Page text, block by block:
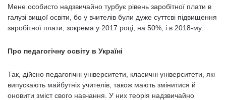
Мене особисто надзвичайно турбує рівень заробітної плати в
галузі вищої освіти, бо у вчителів були дуже суттєві підвищення
заробітної плати, зокрема у 2017 році, на 50%, і в 2018-му.
Про педагогічну освіту в Україні
Так, дійсно педагогічні університети, класичні університети, які
випускають майбутніх учителів, також мають змінитися й
оновити зміст свого навчання. У них теорія надзвичайно